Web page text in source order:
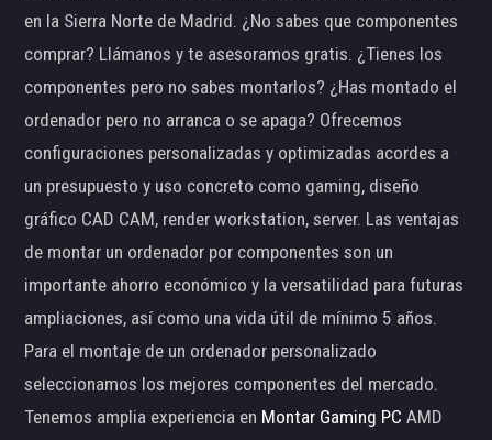
en la Sierra Norte de Madrid. ¿No sabes que componentes
comprar? Llámanos y te asesoramos gratis. ¿Tienes los
componentes pero no sabes montarlos? ¿Has montado el
ordenador pero no arranca o se apaga? Ofrecemos
configuraciones personalizadas y optimizadas acordes a
un presupuesto y uso concreto como gaming, diseño
gráfico CAD CAM, render workstation, server. Las ventajas
de montar un ordenador por componentes son un
importante ahorro económico y la versatilidad para futuras
ampliaciones, así como una vida útil de mínimo 5 años.
Para el montaje de un ordenador personalizado
seleccionamos los mejores componentes del mercado.
Tenemos amplia experiencia en Montar Gaming PC AMD